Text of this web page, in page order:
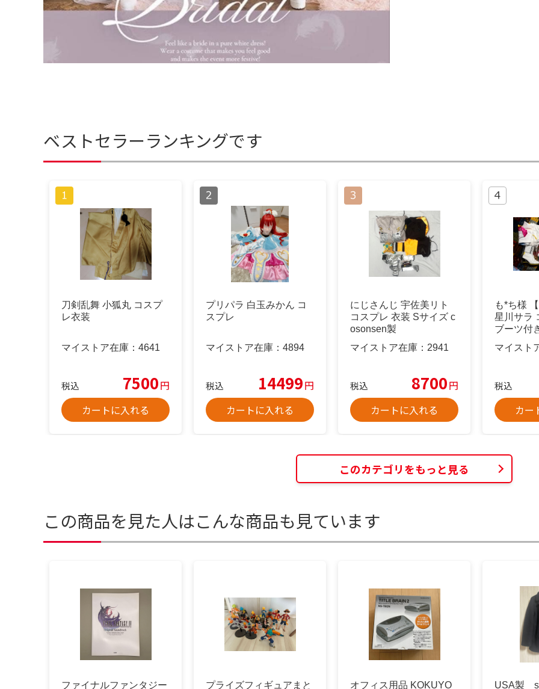
ベストセラーランキングです
刀剣乱舞 小狐丸 コスプ
レ衣装
マイストア在庫： 4641
税込 7500円
カートに入れる
プリパラ 白玉みかん コ
スプレ
マイストア在庫： 4894
税込 14499円
カートに入れる
にじさんじ 宇佐美リト
コスプレ 衣装 Sサイズ c
osonsen製
マイストア在庫： 2941
税込 8700円
カートに入れる
も*ち様
星川サラ
ブーツ付
マイスト
税込
カー
このカテゴリをもっと見る
この商品を見た人はこんな商品も見ています
ファイナルファンタジー プライズフィギュアまと オフィス用品 KOKUYO USA製